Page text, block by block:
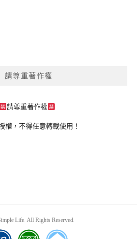
請尊重著作權
請尊重著作權
權，不得任意轉載使用！
Life. All Rights Reserved.